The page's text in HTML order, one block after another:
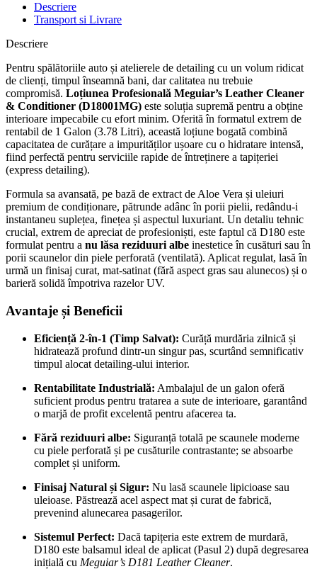
Descriere
Transport si Livrare
Descriere
Pentru spălătoriile auto și atelierele de detailing cu un volum ridicat
de clienți, timpul înseamnă bani, dar calitatea nu trebuie
compromisă. Loțiunea Profesională Meguiar’s Leather Cleaner
& Conditioner (D18001MG) este soluția supremă pentru a obține
interioare impecabile cu efort minim. Oferită în formatul extrem de
rentabil de 1 Galon (3.78 Litri), această loțiune bogată combină
capacitatea de curățare a impurităților ușoare cu o hidratare intensă,
fiind perfectă pentru serviciile rapide de întreținere a tapițeriei
(express detailing).
Formula sa avansată, pe bază de extract de Aloe Vera și uleiuri
premium de condiționare, pătrunde adânc în porii pielii, redându-i
instantaneu suplețea, finețea și aspectul luxuriant. Un detaliu tehnic
crucial, extrem de apreciat de profesioniști, este faptul că D180 este
formulat pentru a nu lăsa reziduuri albe inestetice în cusături sau în
porii scaunelor din piele perforată (ventilată). Aplicat regulat, lasă în
urmă un finisaj curat, mat-satinat (fără aspect gras sau alunecos) și o
barieră solidă împotriva razelor UV.
Avantaje și Beneficii
Eficiență 2-în-1 (Timp Salvat): Curăță murdăria zilnică și
hidratează profund dintr-un singur pas, scurtând semnificativ
timpul alocat detailing-ului interior.
Rentabilitate Industrială: Ambalajul de un galon oferă
suficient produs pentru tratarea a sute de interioare, garantând
o marjă de profit excelentă pentru afacerea ta.
Fără reziduuri albe: Siguranță totală pe scaunele moderne
cu piele perforată și pe cusăturile contrastante; se absoarbe
complet și uniform.
Finisaj Natural și Sigur: Nu lasă scaunele lipicioase sau
uleioase. Păstrează acel aspect mat și curat de fabrică,
prevenind alunecarea pasagerilor.
Sistemul Perfect: Dacă tapițeria este extrem de murdară,
D180 este balsamul ideal de aplicat (Pasul 2) după degresarea
inițială cu Meguiar’s D181 Leather Cleaner.